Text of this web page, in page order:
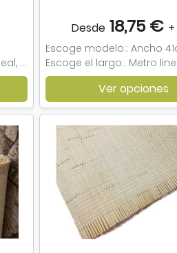
Medidas disponibles: Metro lineal, Muestra
Desde 18,75 €
Ver opciones